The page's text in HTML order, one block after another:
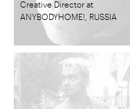
Creative Director at
ANYBODYHOME!, RUSSIA